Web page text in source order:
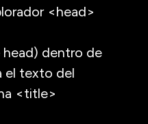
<head>
dentro de
el texto del
<title>